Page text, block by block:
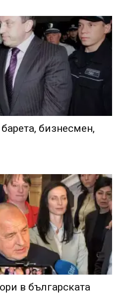
бизнесмен,
в българската